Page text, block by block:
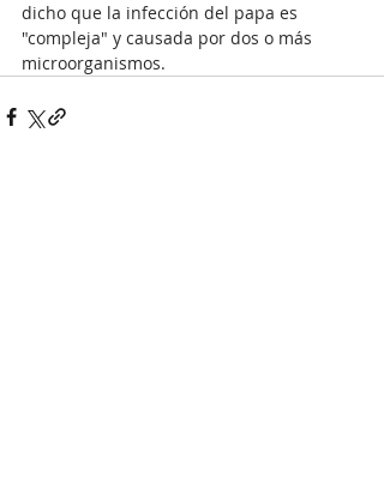
dicho que la infección del papa es
"compleja" y causada por dos o más
microorganismos.